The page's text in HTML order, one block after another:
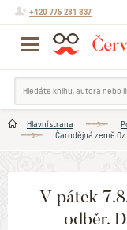
+420 775 281 837
Hlavní strana
Čarodějná země
V pátek
odběr.